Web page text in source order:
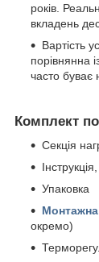
років.
вкладень
Вартість
порівнянна
часто буває
Комплект
Секція
Упаковка
Монтажна
окремо)